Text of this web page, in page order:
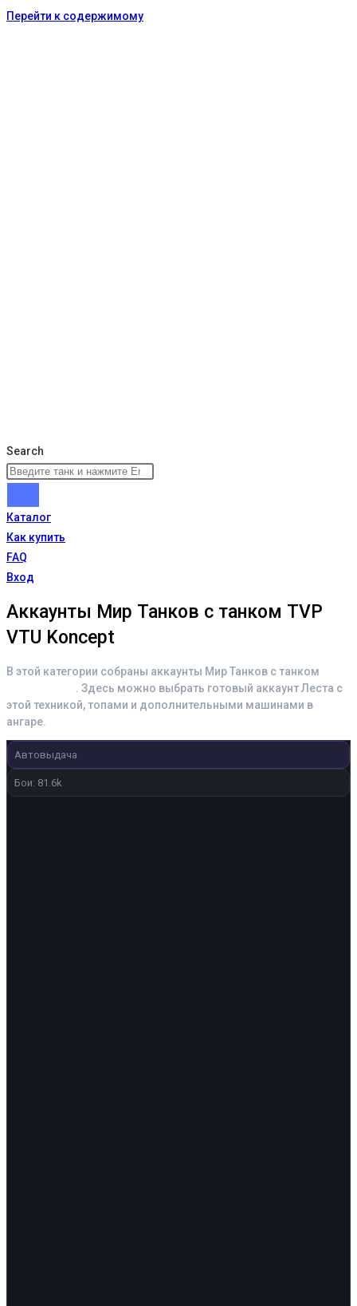
Перейти к содержимому
Search
Каталог
Как купить
FAQ
Вход
Аккаунты Мир Танков с танком TVP
VTU Koncept
В этой категории собраны аккаунты Мир Танков с танком
. Здесь можно выбрать готовый аккаунт Леста с
этой техникой, топами и дополнительными машинами в
ангаре.
Автовыдача
Бои: 81.6k